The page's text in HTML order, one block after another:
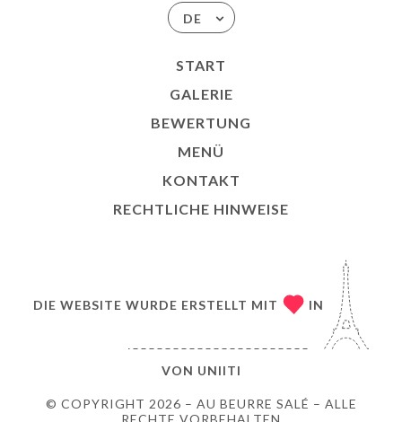
DE
START
GALERIE
BEWERTUNG
MENÜ
KONTAKT
RECHTLICHE HINWEISE
© COPYRIGHT 2026 – AU BEURRE SALÉ – ALLE
RECHTE VORBEHALTEN
DIE WEBSITE WURDE ERSTELLT MIT IN
VON UNIITI